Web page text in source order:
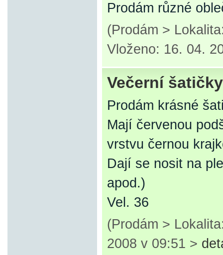
Prodám různé
(Prodám >
Vloženo: 16. 04.
Večerní šatičky
Prodám krásné
Mají červenou
vrstvu černou
Dají se nosit na
apod.)
Vel. 36
(Prodám >
2008 v 09:51 >